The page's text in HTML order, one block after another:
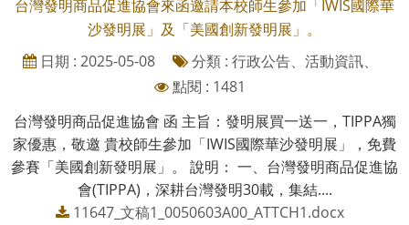
台灣發明商品促進協會來函邀請本校師生參加「IWIS國際華
沙發明展」及「美國創新發明展」。
日期 : 2025-05-08
分類 : 行政公告、活動資訊、
點閱 : 1481
台灣發明商品促進協會 函 主旨：發明展買一送一，TIPPA獨
家優惠，敬邀 貴校師生參加「IWIS國際華沙發明展」，免費
參賽「美國創新發明展」。 說明： 一、台灣發明商品促進協
會(TIPPA)，深耕台灣發明30載，集結....
11647_文稿1_0050603A00_ATTCH1.docx